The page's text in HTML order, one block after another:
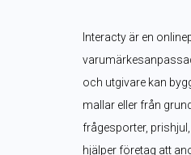
Interacty är en
och utgivare kan
mallar eller från
frågesporter,
hjälper företag att